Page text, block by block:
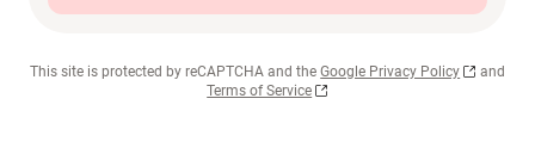
This site is protected by reCAPTCHA and the Google Privacy Policy
and
Terms of Service